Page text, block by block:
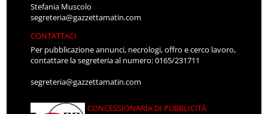
Stefania Muscolo
segreteria@gazzettamatin.com
CONTATTACI
Per pubblicazione annunci, necrologi, offro e cerco lavoro,
contattare la segreteria al numero: 0165/231711
segreteria@gazzettamatin.com
CONCESSIONARIA DI PUBBLICITÀ